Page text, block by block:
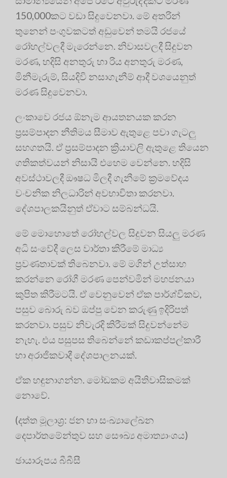
150,000කට වඩා සිදුවෙනවා. මේ අතරින්
තුනෙන් පංගුවකටත් අඩුවෙන් තමයි රජයේ
රෝහල්වලදී මැරෙන්නෙ. නිවාසවලදී සිදුවන
මරණ, හදිසි අනතුරු හා රිය අනතුරු මරණ,
මිනීමැරුම්, සියදිවි නසාගැනීම් ආදී වශයෙනුත්
මරණ සිදුවෙනවා.
ලංකාවෙ රජය ඕනැම ආයතනයක කරන
ප්‍රසම්පාදන නීතිමය සීමාව ඇතුළෙ පවා ගැටලු
සහගතයි. ඒ ප්‍රසම්පාදන ක්‍රියාවලි ඇතුළෙ තියෙන
ගතිකත්වයන් නිසායි එහෙම වෙන්නෙ. හදිසි
අවස්ථාවලදී ඖෂධ මිලදී ගැනීමේ ක්‍රමවේදය
වංචනික නිලධාරින් අවභාවිතා කරනවා.
දේශපාලකයිනුත් ඒවාට සම්බන්ධයි.
මේ මොහොතේ රෝහල්වල සිදුවන සියලු මරණ
අධි සංවේදී ලෙස වාර්තා කිරීමේ මාධ්‍ය
ප්‍රවණතාවක් තිබෙනවා. මේ මගින් උත්සාහ
කරන්නෙ රෝගී මරණ පෙන්වමින් මහජනයා
කුපිත කිරීමටයි. ඒ වෙනුවෙන් ඒක පාර්ශ්විකව,
පසුව බොරු බව ඔප්පු වෙන කරුණු ඉදිරිපත්
කරනවා. පසුව නිවැරදි කිරීමක් සිදුවන්නේම
නැහැ. එය පසුපස තිබෙන්නේ කඩාකප්පල්කාරී
හා අරාජිකවාදී දේශපාලනයක්.
ඒක හඳුනාගන්න. මෝඩකම අයිතිවාසිකමක්
නොවේ.
(දත්ත මූලාශ්‍ර: ජන හා සංඛ්‍යාලේඛන
දෙපාර්තමේන්තුව සහ සෞඛ්‍ය අමාත්‍යාංශය)
ඡායාරූපය බීබීසී